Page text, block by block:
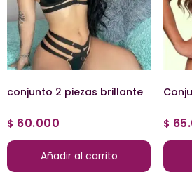
conjunto 2 piezas brillante
$ 60.000
Añadir al carrito
$